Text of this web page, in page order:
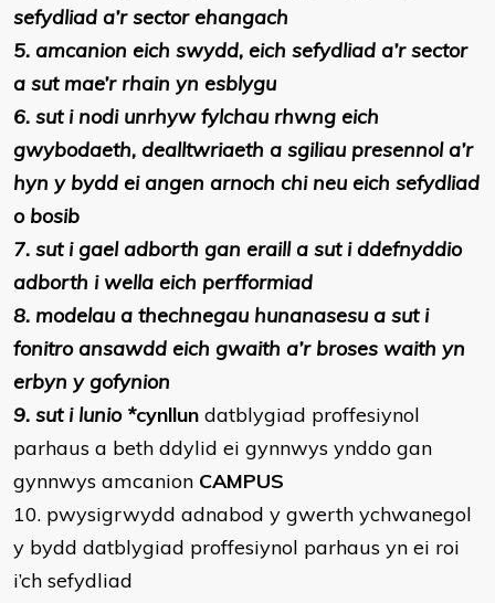
sefydliad a’r sector ehangach
5. amcanion eich swydd, eich sefydliad a’r sector
a sut mae’r rhain yn esblygu
6. sut i nodi unrhyw fylchau rhwng eich
gwybodaeth, dealltwriaeth a sgiliau presennol a’r
hyn y bydd ei angen arnoch chi neu eich sefydliad
o bosib
7. sut i gael adborth gan eraill a sut i ddefnyddio
adborth i wella eich perfformiad
8. modelau a thechnegau hunanasesu a sut i
fonitro ansawdd eich gwaith a’r broses waith yn
erbyn y gofynion
9. sut i lunio *cynllun datblygiad proffesiynol
parhaus a beth ddylid ei gynnwys ynddo gan
gynnwys amcanion CAMPUS
10. pwysigrwydd adnabod y gwerth ychwanegol
y bydd datblygiad proffesiynol parhaus yn ei roi
i’ch sefydliad